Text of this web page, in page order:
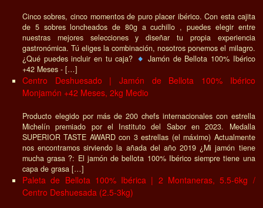
Cinco sobres, cinco momentos de puro placer ibérico. Con esta cajita
de 5 sobres loncheados de 80g a cuchillo , puedes elegir entre
nuestras mejores selecciones y diseñar tu propia experiencia
gastronómica. Tú eliges la combinación, nosotros ponemos el milagro.
¿Qué puedes incluir en tu caja?
Jamón de Bellota 100% Ibérico
+42 Meses - […]
Centro Deshuesado | Jamón de Bellota 100% Ibérico
Monjamón +42 Meses, 2kg Medio
Producto elegido por más de 200 chefs internacionales con estrella
Michelín premiado por el Instituto del Sabor en 2023. Medalla
SUPERIOR TASTE AWARD con 3 estrellas (el máximo) Actualmente
nos encontramos sirviendo la añada del año 2019 ¿Mi jamón tiene
mucha grasa ?: El jamón de bellota 100% Ibérico siempre tiene una
capa de grasa […]
Paleta de Bellota 100% Ibérica | 2 Montaneras, 5.5-6kg /
Centro Deshuesada (2.5-3kg)